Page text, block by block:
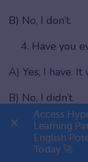
B) No, I don’t.
Have you
A) Yes, I have.
B) No, I didn’t.
Have you
A) Yes, I have. It
👉
Access
Learning
English
Today 🚀